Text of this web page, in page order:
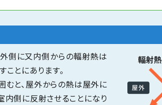
側に又内側からの輻射熱は
とにあります。
むと、屋外からの熱は屋外に
内側に反射させることになり